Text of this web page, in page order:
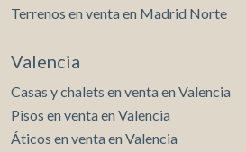
Terrenos en venta en Madrid Norte
Valencia
Casas y chalets en venta en Valencia
Pisos en venta en Valencia
Áticos en venta en Valencia